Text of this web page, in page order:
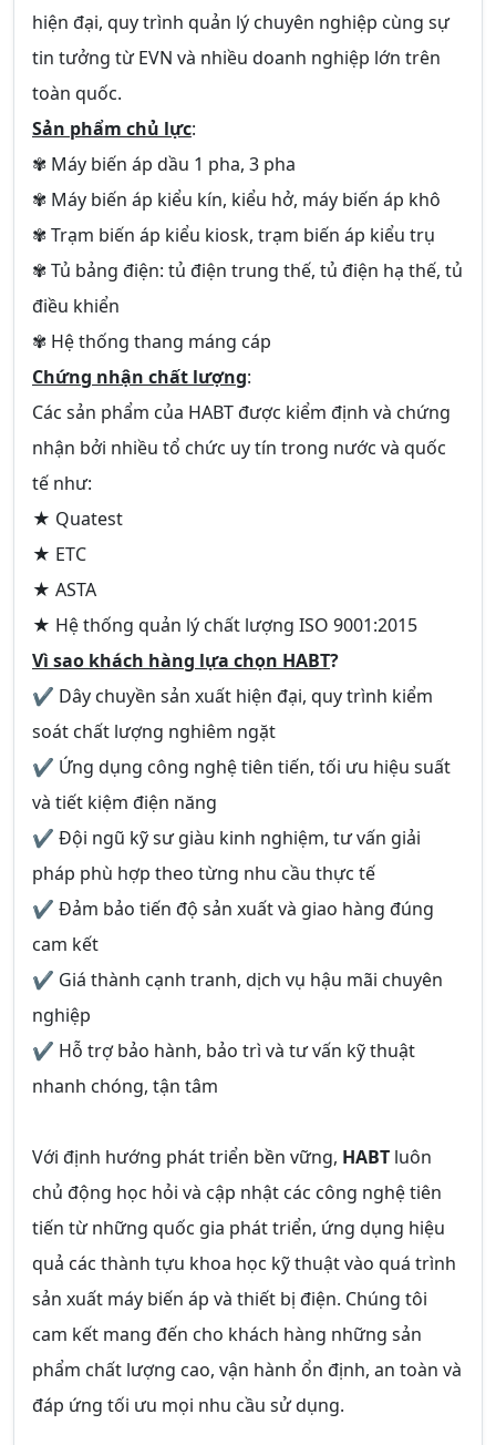
hiện đại, quy trình quản lý chuyên nghiệp cùng sự
tin tưởng từ EVN và nhiều doanh nghiệp lớn trên
toàn quốc.
Sản phẩm chủ lực:
✾ Máy biến áp dầu 1 pha, 3 pha
✾ Máy biến áp kiểu kín, kiểu hở, máy biến áp khô
✾ Trạm biến áp kiểu kiosk, trạm biến áp kiểu trụ
✾ Tủ bảng điện: tủ điện trung thế, tủ điện hạ thế, tủ
điều khiển
✾ Hệ thống thang máng cáp
Chứng nhận chất lượng:
Các sản phẩm của HABT được kiểm định và chứng
nhận bởi nhiều tổ chức uy tín trong nước và quốc
tế như:
★ Quatest
★ ETC
★ ASTA
★ Hệ thống quản lý chất lượng ISO 9001:2015
Vì sao khách hàng lựa chọn HABT?
✔ Dây chuyền sản xuất hiện đại, quy trình kiểm
soát chất lượng nghiêm ngặt
✔ Ứng dụng công nghệ tiên tiến, tối ưu hiệu suất
và tiết kiệm điện năng
✔ Đội ngũ kỹ sư giàu kinh nghiệm, tư vấn giải
pháp phù hợp theo từng nhu cầu thực tế
✔ Đảm bảo tiến độ sản xuất và giao hàng đúng
cam kết
✔ Giá thành cạnh tranh, dịch vụ hậu mãi chuyên
nghiệp
✔ Hỗ trợ bảo hành, bảo trì và tư vấn kỹ thuật
nhanh chóng, tận tâm
Với định hướng phát triển bền vững, HABT luôn
chủ động học hỏi và cập nhật các công nghệ tiên
tiến từ những quốc gia phát triển, ứng dụng hiệu
quả các thành tựu khoa học kỹ thuật vào quá trình
sản xuất máy biến áp và thiết bị điện. Chúng tôi
cam kết mang đến cho khách hàng những sản
phẩm chất lượng cao, vận hành ổn định, an toàn và
đáp ứng tối ưu mọi nhu cầu sử dụng.